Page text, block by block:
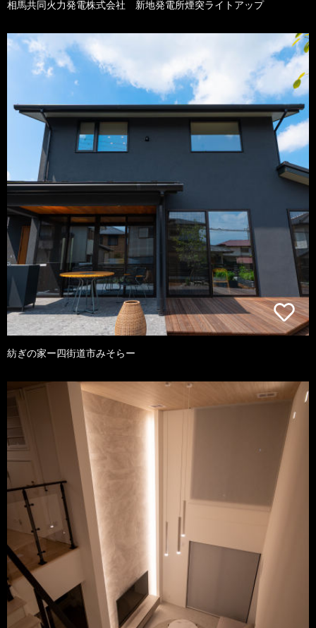
相馬共同火力発電株式会社 新地発電所煙突ライトアップ
紡ぎの家ー四街道市みそらー